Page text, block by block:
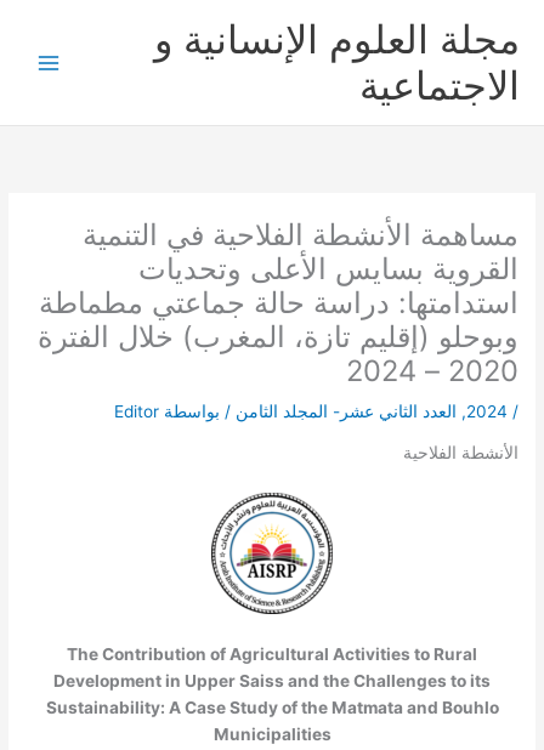
المحتوى
مجلة العلوم الإنسانية و
الاجتماعية
مساهمة الأنشطة الفلاحية في التنمية
القروية بسايس الأعلى وتحديات
استدامتها: دراسة حالة جماعتي مطماطة
وبوحلو (إقليم تازة، المغرب) خلال الفترة
2020 – 2024
/
2024
, العدد الثاني عشر- المجلد الثامن / بواسطة Editor
الأنشطة الفلاحية
The Contribution of Agricultural Activities to Rural
Development in Upper Saiss and the Challenges to its
Sustainability: A Case Study of the Matmata and Bouhlo
Municipalities